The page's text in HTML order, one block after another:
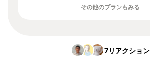
その他のプランもみる
7リアクション